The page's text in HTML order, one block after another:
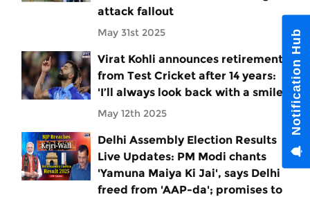
attack fallout
May 31st 2025
Virat Kohli announces retirement
from Test Cricket after 14 years:
'I’ll always look back with a smile'
May 12th 2025
Delhi Assembly Election Results
Live Updates: PM Modi chants
'Yamuna Maiya Ki Jai', says Delhi
freed from 'AAP-da'; promises to
Notification Hub